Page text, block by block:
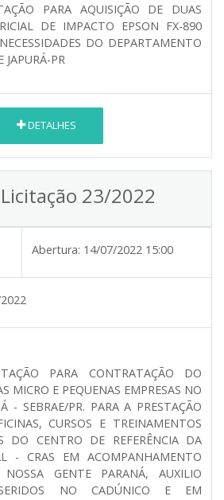
PARA AQUISIÇÃO DE DUAS
DE IMPACTO EPSON FX-890
DO DEPARTAMENTO
JAPURÁ-PR
DETALHES
23/2022
Abertura: 14/07/2022 15:00
PARA CONTRATAÇÃO DO
MICRO E PEQUENAS EMPRESAS NO
- SEBRAE/PR. PARA A PRESTAÇÃO
CURSOS E TREINAMENTOS
DO CENTRO DE REFERÊNCIA DA
- CRAS EM ACOMPANHAMENTO
GENTE PARANÁ, AUXILIO
NO CADÚNICO E EM